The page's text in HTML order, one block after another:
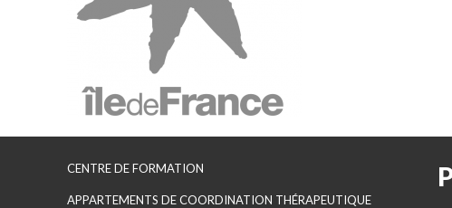
CENTRE DE FORMATION
APPARTEMENTS DE COORDINATION THÉRAPEUTIQUE